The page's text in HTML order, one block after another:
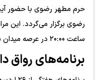
حرم مطهر رضوی با حضور
ساعت ۲۰:۰۰ در عرصه میدان شهدا آغاز می‌شود.
برنامه‌های رواق